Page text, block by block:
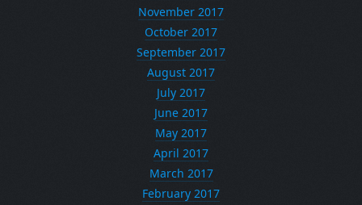
November 2017
October 2017
September 2017
August 2017
July 2017
June 2017
May 2017
April 2017
March 2017
February 2017